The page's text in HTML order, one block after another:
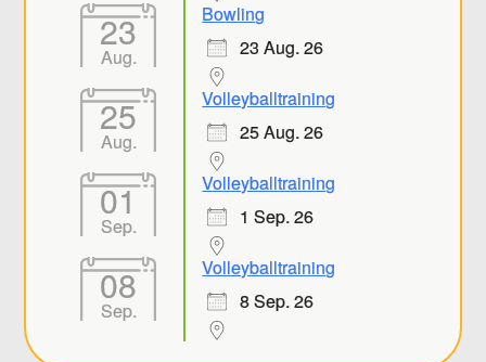
23
Aug.
Bowling
23 Aug. 26
25
Aug.
Volleyballtraining
25 Aug. 26
01
Sep.
Volleyballtraining
1 Sep. 26
08
Sep.
Volleyballtraining
8 Sep. 26